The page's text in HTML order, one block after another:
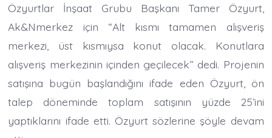
Özyurtlar İnşaat Grubu Başkanı Tamer Özyurt,
Ak&Nmerkez için “Alt kısmı tamamen alışveriş
merkezi, üst kısmıysa konut olacak. Konutlara
alışveriş merkezinin içinden geçilecek” dedi. Projenin
satışına bugün başlandığını ifade eden Özyurt, ön
talep döneminde toplam satışının yüzde 25’ini
yaptıklarını ifade etti. Özyurt sözlerine şöyle devam